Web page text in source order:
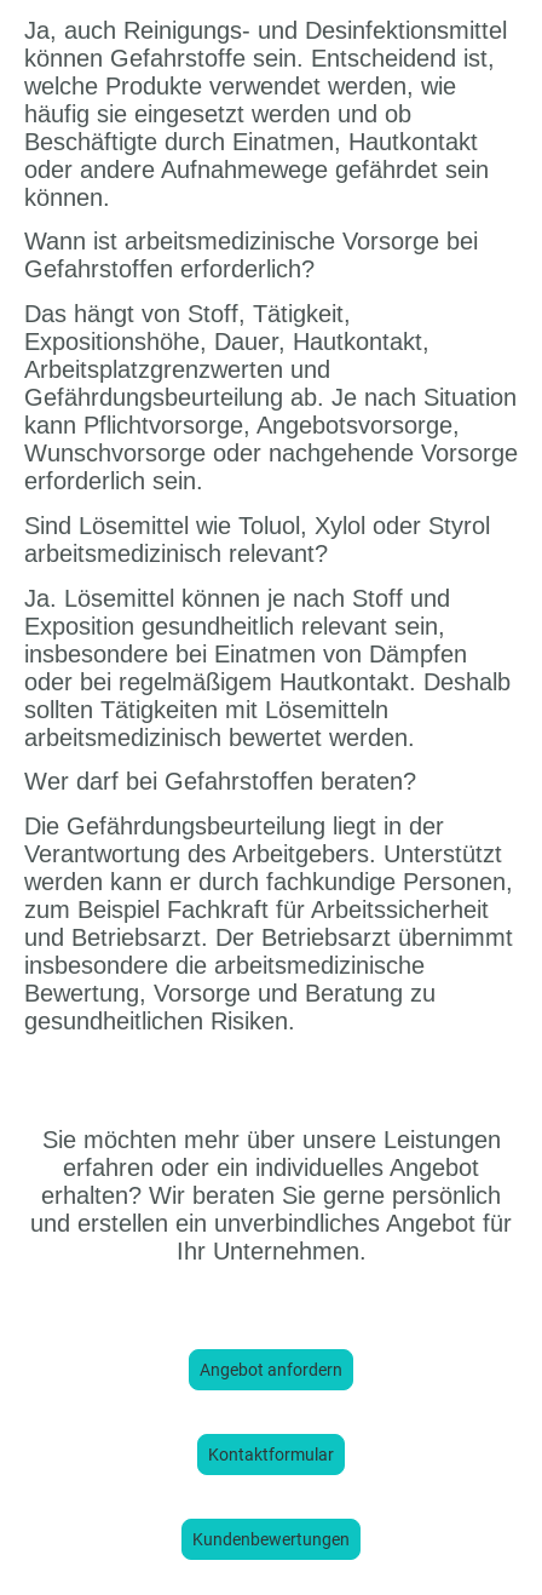
Ja, auch Reinigungs- und Desinfektionsmittel
können Gefahrstoffe sein. Entscheidend ist,
welche Produkte verwendet werden, wie
häufig sie eingesetzt werden und ob
Beschäftigte durch Einatmen, Hautkontakt
oder andere Aufnahmewege gefährdet sein
können.
Wann ist arbeitsmedizinische Vorsorge bei
Gefahrstoffen erforderlich?
Das hängt von Stoff, Tätigkeit,
Expositionshöhe, Dauer, Hautkontakt,
Arbeitsplatzgrenzwerten und
Gefährdungsbeurteilung ab. Je nach Situation
kann Pflichtvorsorge, Angebotsvorsorge,
Wunschvorsorge oder nachgehende Vorsorge
erforderlich sein.
Sind Lösemittel wie Toluol, Xylol oder Styrol
arbeitsmedizinisch relevant?
Ja. Lösemittel können je nach Stoff und
Exposition gesundheitlich relevant sein,
insbesondere bei Einatmen von Dämpfen
oder bei regelmäßigem Hautkontakt. Deshalb
sollten Tätigkeiten mit Lösemitteln
arbeitsmedizinisch bewertet werden.
Wer darf bei Gefahrstoffen beraten?
Die Gefährdungsbeurteilung liegt in der
Verantwortung des Arbeitgebers. Unterstützt
werden kann er durch fachkundige Personen,
zum Beispiel Fachkraft für Arbeitssicherheit
und Betriebsarzt. Der Betriebsarzt übernimmt
insbesondere die arbeitsmedizinische
Bewertung, Vorsorge und Beratung zu
gesundheitlichen Risiken.
Sie möchten mehr über unsere Leistungen
erfahren oder ein individuelles Angebot
erhalten? Wir beraten Sie gerne persönlich
und erstellen ein unverbindliches Angebot für
Ihr Unternehmen.
Angebot anfordern
Kontaktformular
Kundenbewertungen